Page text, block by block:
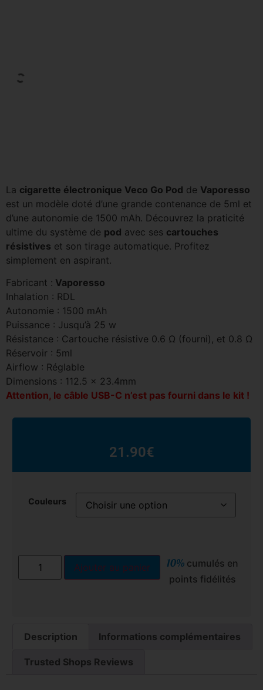
La cigarette électronique Veco Go Pod de Vaporesso
est un modèle doté d’une grande contenance de 5ml et
d’une autonomie de 1500 mAh. Découvrez la praticité
ultime du système de pod avec ses cartouches
résistives et son tirage automatique. Profitez
simplement en aspirant.
Fabricant : Vaporesso
Inhalation : RDL
Autonomie : 1500 mAh
Puissance : Jusqu’à 25 w
Résistance : Cartouche résistive 0.6 Ω (fourni), et 0.8 Ω
Réservoir : 5ml
Airflow : Réglable
Dimensions : 112.5 x 23.4mm
Attention, le câble USB-C n’est pas fourni dans le kit !
21.90€
Couleurs
Ajouter au panier 10% cumulés en
points fidélités
Description Informations complémentaires
Trusted Shops Reviews